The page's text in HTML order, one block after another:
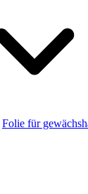
Folie für